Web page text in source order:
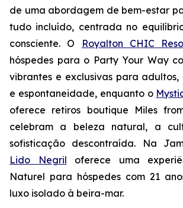
de uma abordagem de bem-estar
tudo incluído, centrada no
consciente. O
Royalton CHIC
hóspedes para o Party Your Way
vibrantes e exclusivas para adultos,
e espontaneidade, enquanto o
oferece retiros boutique Miles
celebram a beleza natural, a
sofisticação descontraída. Na
Lido Negril oferece uma
Naturel para hóspedes com 21
luxo isolado à beira-mar.